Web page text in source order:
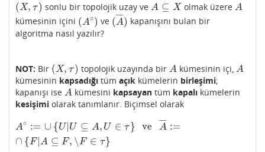
(X, τ)
(X,τ) sonlu bir topolojik uzay ve A ⊆ X
A⊆X olmak üzere A
A
kümesinin içini (A∘)
(A∘) ve (A
¯¯
¯¯)
(A¯) kapanışını bulan bir
algoritma nasıl yazılır?
NOT: Bir (X, τ)
(X,τ) topolojik uzayında bir A
A kümesinin içi, A
A
kümesinin kapsadığı tüm açık kümelerin birleşimi;
kapanışı ise A
A kümesini kapsayantüm kapalıkümelerin
kesişimi olarak tanımlanır. Biçimsel olarak
A∘ := ∪ {U| U ⊆ A, U ∈ τ} ve A
¯¯
¯¯ :=
∩ {F| A ⊆ F , ∖F ∈ τ}
A∘:=∪{U |U ⊆A U∈τ} ve A¯ ∩ F|A